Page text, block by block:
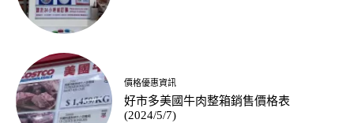
價格優惠資訊
好市多美國牛肉整箱銷售價格表
(2024/5/7)